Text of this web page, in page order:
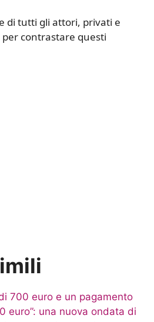
di tutti gli attori, privati e
contrastare questi
700 euro e un pagamento
euro”: una nuova ondata di